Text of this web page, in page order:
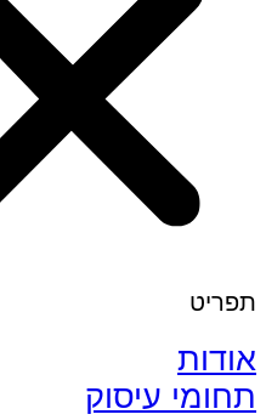
תפריט
אודות
תחומי עיסוק